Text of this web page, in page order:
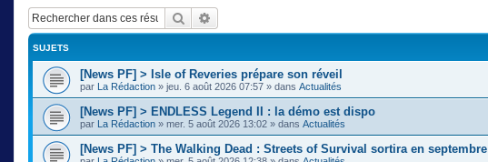
Rechercher
SUJETS
[News PF] > Isle of Reveries prépare son réveil
par La Rédaction » jeu. 6 août 2026 07:57 » dans Actualités
[News PF] > ENDLESS Legend II : la démo est dispo
par La Rédaction » mer. 5 août 2026 13:02 » dans Actualités
[News PF] > The Walking Dead : Streets of Survival sortira en septembre